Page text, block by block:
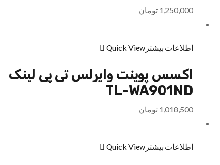
1,250,000 تومان
اطلاعات بیشتر Quick View
اکسس پوینت وایرلس تی پی لینک
TL-WA901ND
1,018,500 تومان
اطلاعات بیشتر Quick View